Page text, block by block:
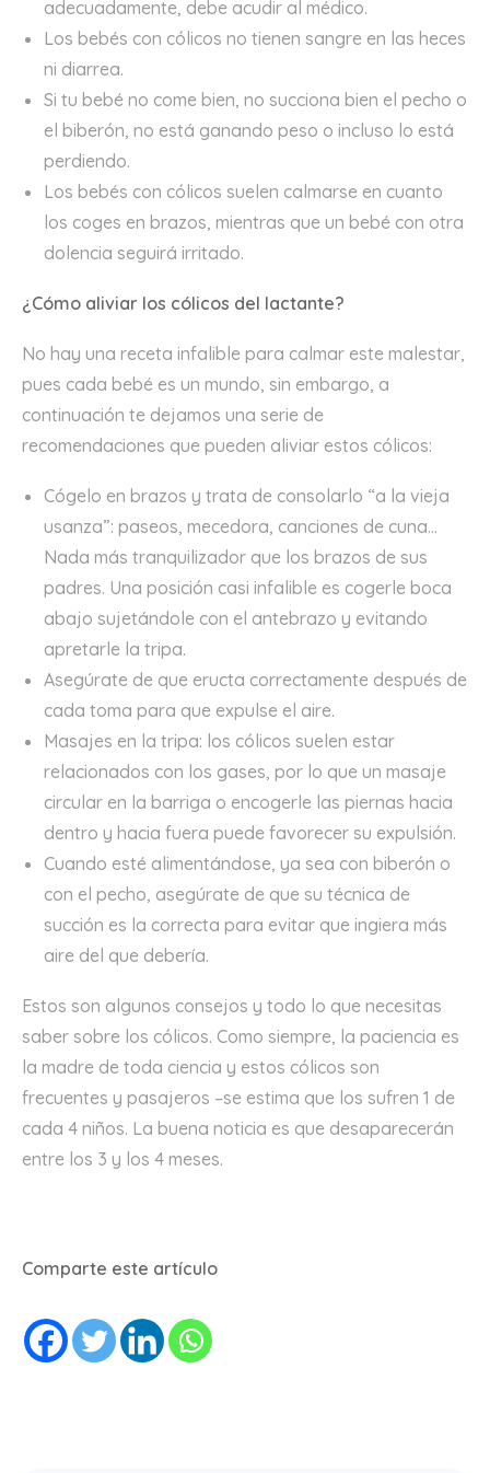
adecuadamente, debe acudir al médico.
Los bebés con cólicos no tienen sangre en las heces
ni diarrea.
Si tu bebé no come bien, no succiona bien el pecho o
el biberón, no está ganando peso o incluso lo está
perdiendo.
Los bebés con cólicos suelen calmarse en cuanto
los coges en brazos, mientras que un bebé con otra
dolencia seguirá irritado.
¿Cómo aliviar los cólicos del lactante?
No hay una receta infalible para calmar este malestar,
pues cada bebé es un mundo, sin embargo, a
continuación te dejamos una serie de
recomendaciones que pueden aliviar estos cólicos:
Cógelo en brazos y trata de consolarlo “a la vieja
usanza”: paseos, mecedora, canciones de cuna…
Nada más tranquilizador que los brazos de sus
padres. Una posición casi infalible es cogerle boca
abajo sujetándole con el antebrazo y evitando
apretarle la tripa.
Asegúrate de que eructa correctamente después de
cada toma para que expulse el aire.
Masajes en la tripa: los cólicos suelen estar
relacionados con los gases, por lo que un masaje
circular en la barriga o encogerle las piernas hacia
dentro y hacia fuera puede favorecer su expulsión.
Cuando esté alimentándose, ya sea con biberón o
con el pecho, asegúrate de que su técnica de
succión es la correcta para evitar que ingiera más
aire del que debería.
Estos son algunos consejos y todo lo que necesitas
saber sobre los cólicos. Como siempre, la paciencia es
la madre de toda ciencia y estos cólicos son
frecuentes y pasajeros –se estima que los sufren 1 de
cada 4 niños. La buena noticia es que desaparecerán
entre los 3 y los 4 meses.
Comparte este artículo